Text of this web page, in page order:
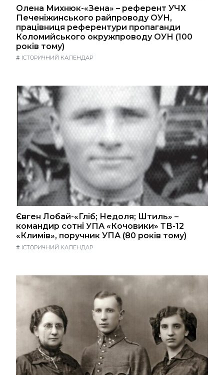
Олена Михнюк-«Зена» – референт УЧХ
Печеніжинського райпроводу ОУН,
працівниця референтури пропаганди
Коломийського окружпроводу ОУН (100
років тому)
# ІСТОРИЧНИЙ КАЛЕНДАР
Євген Лобай-«Гліб; Недоля; Штиль» –
командир сотні УПА «Кочовики» ТВ-12
«Климів», поручник УПА (80 років тому)
# ІСТОРИЧНИЙ КАЛЕНДАР